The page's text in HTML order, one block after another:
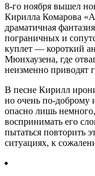
8-го ноября вышел
Кирилла Комарова
драматичная
пограничных и
куплет — короткий
Мюнхаузена, где
неизменно приводят
В песне Кирилл
но очень по-доброму
опасно лишь
воспринимать его
пытаться повторить
ситуациях, к